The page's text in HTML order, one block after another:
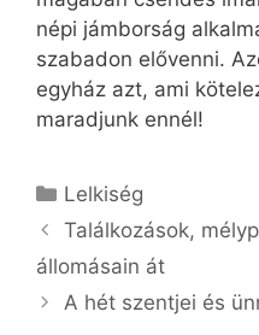
népi jámborság
szabadon elővenni.
egyház azt, ami
maradjunk ennél!
Kategória
Lelkiség
Találkozások,
állomásain át
A hét szentjei és